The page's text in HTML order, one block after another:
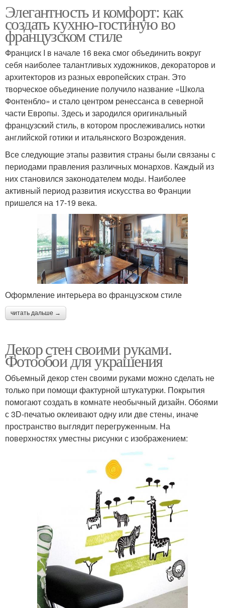
Элегантность и комфорт: как
создать кухню-гостиную во
французском стиле
Франциск I в начале 16 века смог объединить вокруг
себя наиболее талантливых художников, декораторов и
архитекторов из разных европейских стран. Это
творческое объединение получило название «Школа
Фонтенбло» и стало центром ренессанса в северной
части Европы. Здесь и зародился оригинальный
французский стиль, в котором прослеживались нотки
английской готики и итальянского Возрождения.
Все следующие этапы развития страны были связаны с
периодами правления различных монархов. Каждый из
них становился законодателем моды. Наиболее
активный период развития искусства во Франции
пришелся на 17-19 века.
Оформление интерьера во французском стиле
читать дальше →
Декор стен своими руками.
Фотообои для украшения
Объемный декор стен своими руками можно сделать не
только при помощи фактурной штукатурки. Покрытия
помогают создать в комнате необычный дизайн. Обоями
с 3D-печатью оклеивают одну или две стены, иначе
пространство выглядит перегруженным. На
поверхностях уместны рисунки с изображением: